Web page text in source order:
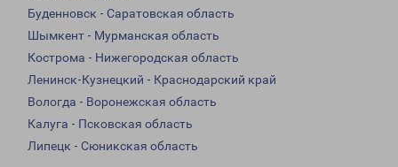
Буденновск - Саратовская область
Шымкент - Мурманская область
Кострома - Нижегородская область
Ленинск-Кузнецкий - Краснодарский край
Вологда - Воронежская область
Калуга - Псковская область
Липецк - Сюникская область